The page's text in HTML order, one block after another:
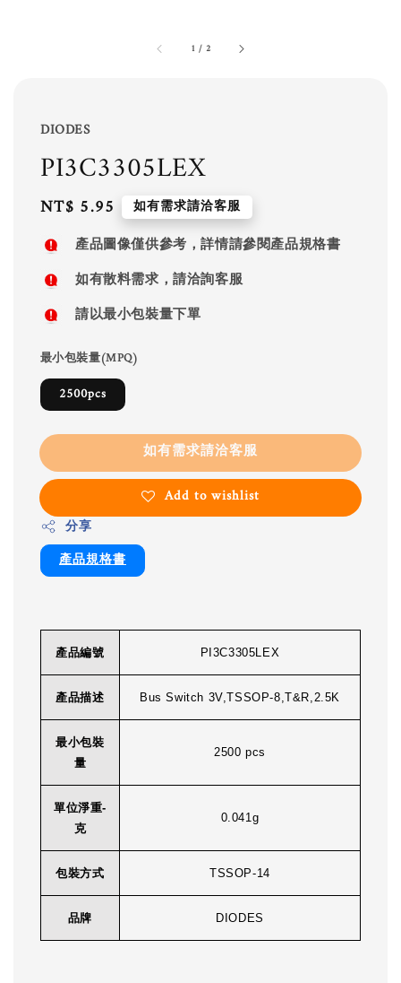
1 / 2
DIODES
PI3C3305LEX
Regular
price
NT$ 5.95 如有需求請洽客服
產品圖像僅供參考，詳情請參閱產品規格書
如有散料需求，請洽詢客服
請以最小包裝量下單
最小包裝量(MPQ)
2500pcs
如有需求請洽客服
Add to wishlist
分享
產品規格書
產品編號 PI3C3305LEX
產品描述 Bus Switch 3V,TSSOP-8,T&R,2.5K
最小包裝
量
2500 pcs
單位淨重-
克
0.041g
包裝方式 TSSOP-14
品牌 DIODES